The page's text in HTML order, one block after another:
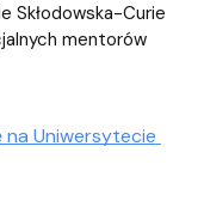
Skłodowska-Curie
mentorów
na Uniwersytecie